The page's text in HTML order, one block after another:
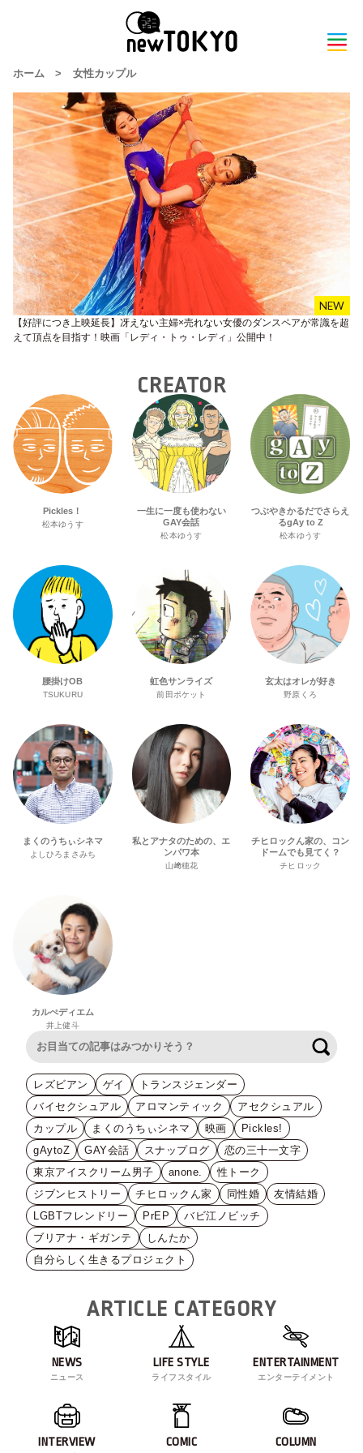
ホーム > 女性カップル
【好評につき上映延長】冴えない主婦×売れない女優のダンスペアが常識を超
えて頂点を目指す！映画「レディ・トゥ・レディ」公開中！
CREATOR
Pickles！
松本ゆうす
一生に一度も使わない
GAY会話
松本ゆうす
つぶやきかるだでさらえ
るgAy to Z
松本ゆうす
腰掛けOB
TSUKURU
虹色サンライズ
前田ポケット
玄太はオレが好き
野原くろ
まくのうちぃシネマ
よしひろまさみち
私とアナタのための、エ
ンパワ本
山﨑穂花
チヒロックん家の、コン
ドームでも見てく？
チヒロック
カルぺディエム
井上健斗
レズビアン ゲイ
トランスジェンダー
バイセクシュアル
アロマンティック
アセクシュアル
カップル
まくのうちぃシネマ 映画
Pickles!
gAytoZ
GAY会話 スナップログ
恋の三十一文字
東京アイスクリーム男子
anone.
性トーク
ジブンヒストリー
チヒロックん家 同性婚
友情結婚
LGBTフレンドリー
PrEP
バビ江ノビッチ
ブリアナ・ギガンテ
しんたか
自分らしく生きるプロジェクト
ARTICLE CATEGORY
NEWS
ニュース
LIFE STYLE
ライフスタイル
ENTERTAINMENT
エンターテイメント
INTERVIEW COMIC COLUMN